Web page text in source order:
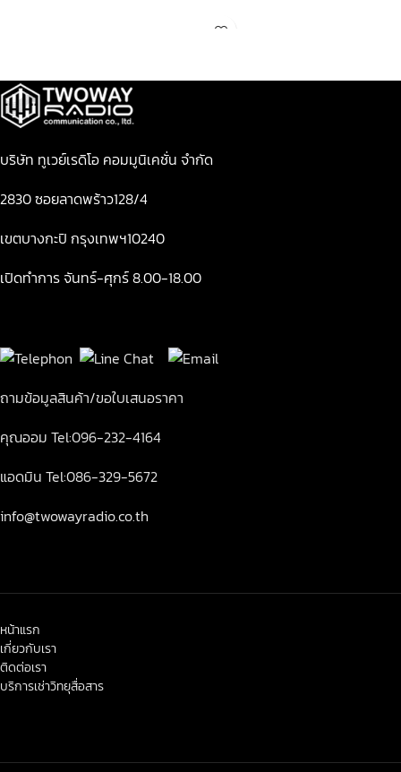
บริษัท ทูเวย์เรดิโอ คอมมูนิเคชั่น จำกัด
2830 ซอยลาดพร้าว128/4
เขตบางกะปิ กรุงเทพฯ10240
เปิดทำการ จันทร์-ศุกร์ 8.00-18.00
ถามข้อมูลสินค้า/ขอใบเสนอราคา
คุณออม Tel:096-232-4164
แอดมิน Tel:086-329-5672
info@twowayradio.co.th
หน้าแรก
เกี่ยวกับเรา
ติดต่อเรา
บริการเช่าวิทยุสื่อสาร